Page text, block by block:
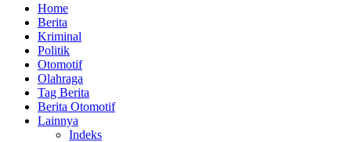
Home
Berita
Kriminal
Politik
Otomotif
Olahraga
Tag Berita
Berita Otomotif
Lainnya
Indeks